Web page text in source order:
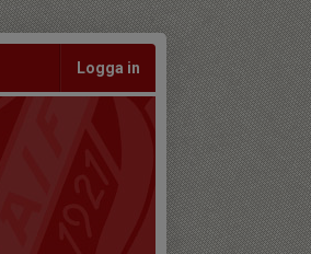
Logga in